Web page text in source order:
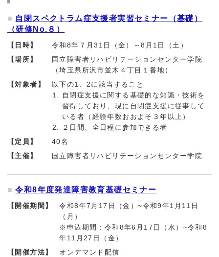
自閉スペクトラム症支援者実習セミナー（基礎）
（研修No.８）
【日時】
令和8年７月31日（金）～8月1日（土）
【場所】
国立障害者リハビリテーションセンター学院
（埼玉県所沢市並木４丁目１番地）
【対象者】
以下の1、2に該当すること
自閉症支援に関する基礎的な知識・技術を
習得しており、現に自閉症支援に従事して
いる者（経験年数おおよそ３年以上）
２日間、全日程に参加できる者
【定員】
40名
【主催】
国立障害者リハビリテーションセンター学院
令和8年度発達障害教育基礎セミナー
【開催期間】
令和8年7月17日（金）~令和9年1月11日
（月）
※申込期間：令和8年6月17日（水）~令和8
年11月27日（金）
【開催方法】
オンデマンド配信